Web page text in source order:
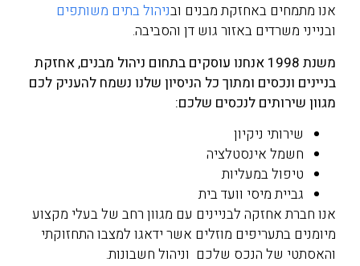
אנו מתמחים באחזקת מבנים ובניהול בתים משותפים
ובנייני משרדים באזור גוש דן והסביבה.
משנת 1998 אנחנו עוסקים בתחום ניהול מבנים,
אחזקת
בניינים ונכסים ומתוך כל הניסיון שלנו נשמח להעניק לכם
מגוון שירותים לנכסים שלכם:
שירותי ניקיון
חשמל אינסטלציה
טיפול במעליות
גביית מיסי וועד בית
אנו חברת אחזקה לבניינים עם מגוון רחב של בעלי מקצוע
מיומנים בתעריפים מוזלים אשר ידאגו למצבו התחזוקתי
והאסתטי של הנכס שלכם וניהול חשבונות.